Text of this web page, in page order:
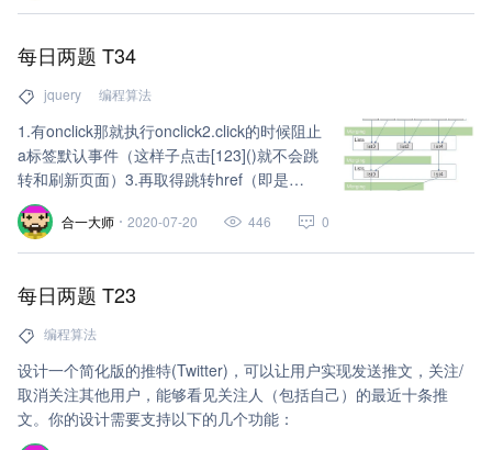
每日两题 T34
jquery 编程算法
1.有onclick那就执行onclick2.click的时候阻止
a标签默认事件（这样子点击[123]()就不会跳
转和刷新页面）3.再取得跳转href（即是
to），用history（前端路由两种方式之一，
history & hash）跳转，此时只是链接变了，
并没有刷新页面
合一大师 2020-07-20 446 0
每日两题 T23
编程算法
设计一个简化版的推特(Twitter)，可以让用户实现发送推文，关注/
取消关注其他用户，能够看见关注人（包括自己）的最近十条推
文。你的设计需要支持以下的几个功能：